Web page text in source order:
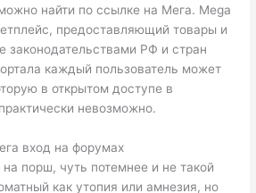
найти по ссылке на Мега. Mega
предоставляющий товары и
законодательствами РФ и стран
каждый пользователь может
в открытом доступе в
невозможно.
вход на форумах
порш, чуть потемнее и не такой
как утопия или амнезия, но